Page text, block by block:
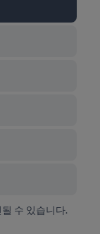
수 있습니다.